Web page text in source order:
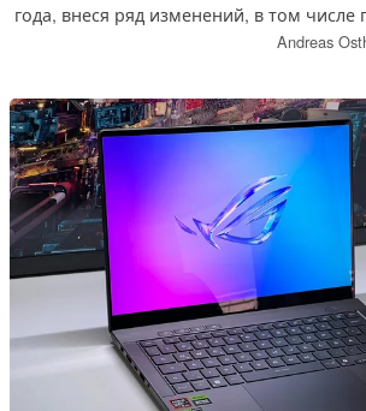
года, внеся ряд изменений, в том
мобильный процессор Intel Panther
работы значительно увеличилось по
предыдущей версией.
Andreas